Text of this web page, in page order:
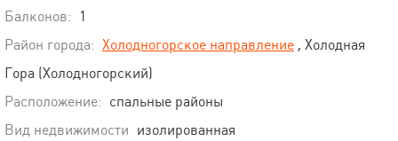
Балконов:
1
Район города: Холодногорское направление , Холодная
Гора (Холодногорский)
Расположение: спальные районы
Вид недвижимости изолированная